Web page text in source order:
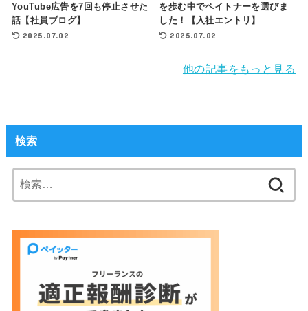
YouTube広告を7回も停止させた
話【社員ブログ】
2025.07.02
を歩む中でペイトナーを選びま
した！【入社エントリ】
2025.07.02
他の記事をもっと見る
検索
索: